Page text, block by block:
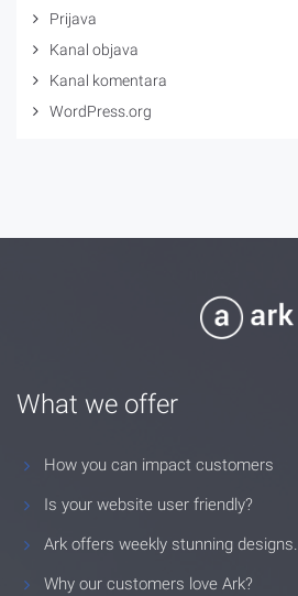
Prijava
Kanal objava
Kanal komentara
WordPress.org
What we offer
How you can impact customers
Is your website user friendly?
Ark offers weekly stunning designs.
Why our customers love Ark?